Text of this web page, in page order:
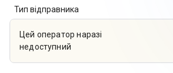
Тип відправника
Цей оператор наразі
недоступний